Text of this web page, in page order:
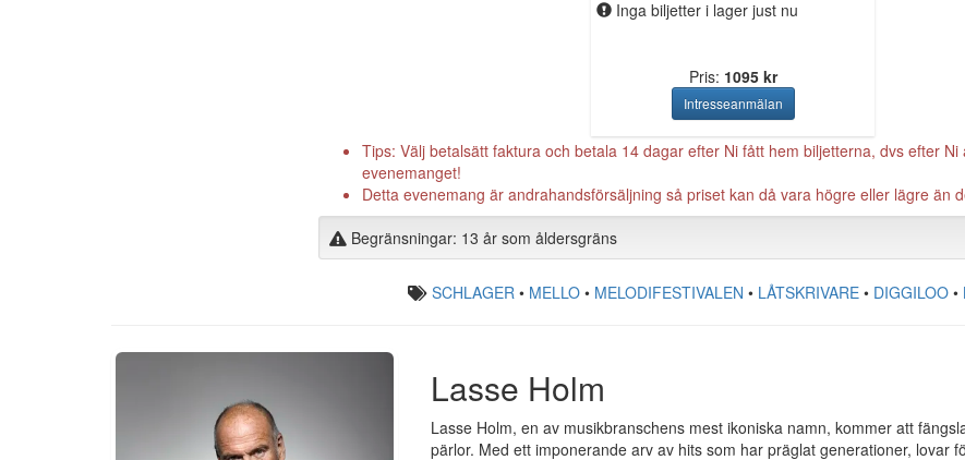
Inga biljetter i lager just nu
Pris: 1095 kr
Tips: Välj betalsätt faktura och betala 14 dagar efter Ni fått hem biljetterna, dvs efter Ni
evenemanget!
Detta evenemang är andrahandsförsäljning så priset kan då vara högre eller lägre än
Begränsningar: 13 år som åldersgräns
SCHLAGER• MELLO• MELODIFESTIVALEN • LÅTSKRIVARE• DIGGILOO•
Lasse Holm
Lasse Holm, en av musikbranschens mest ikoniska namn, kommer att
pärlor. Med ett imponerande arv av hits som har präglat generationer, lovar